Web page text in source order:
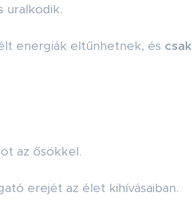
uralkodik.
energiák eltűnhetnek, és csak
az ősökkel.
erejét az élet kihívásaiban.